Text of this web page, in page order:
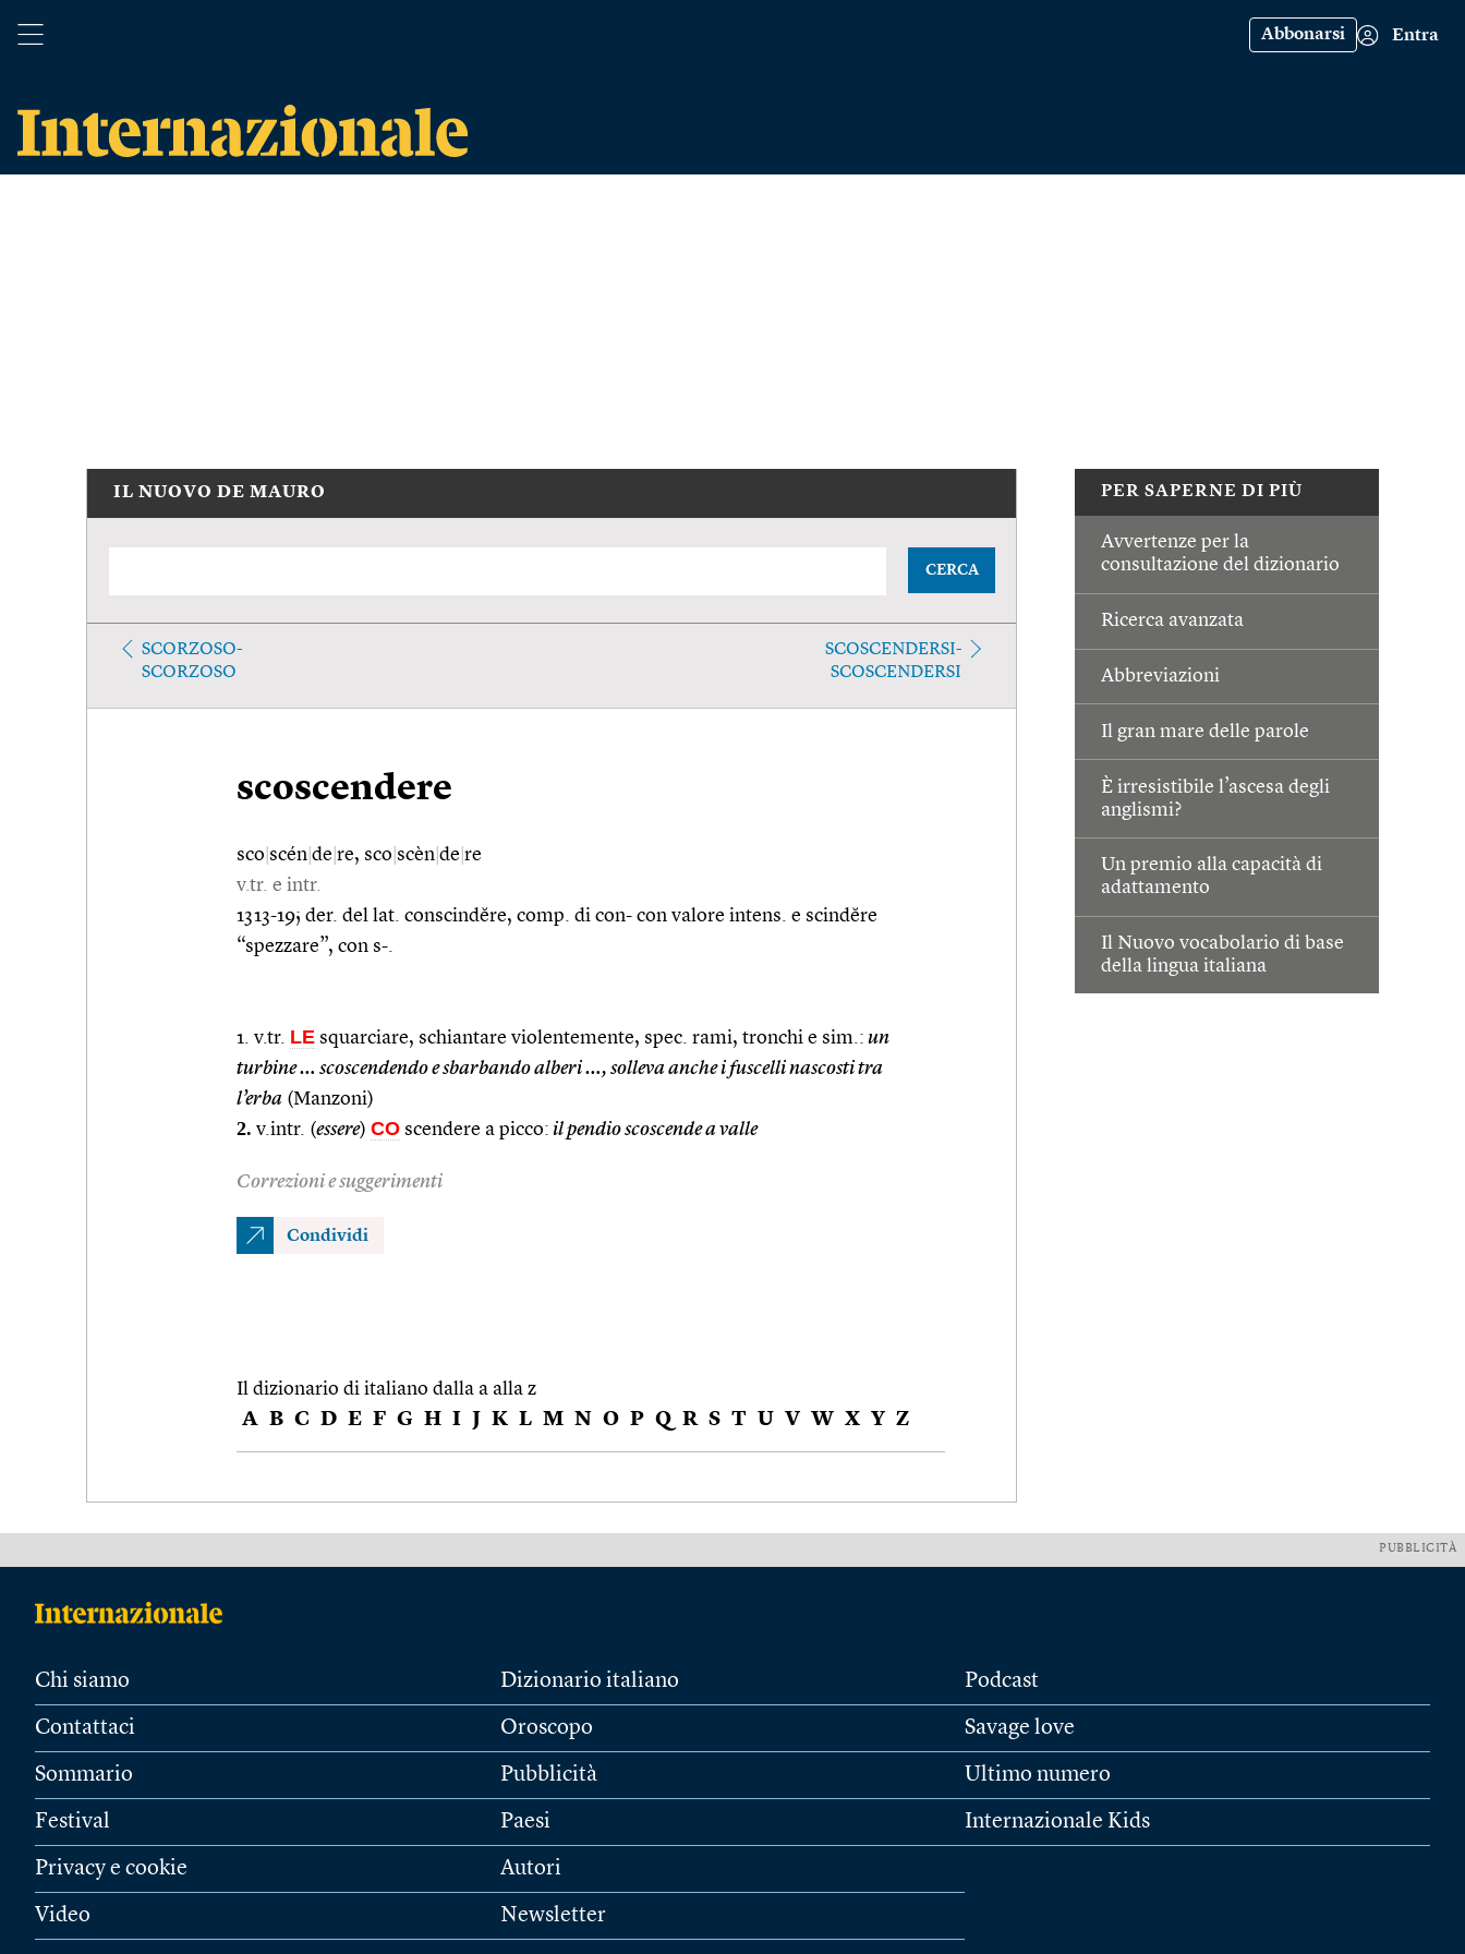
Abbonarsi Entra
PER SAPERNE DI PIÙ
Avvertenze per la
consultazione del dizionario
Ricerca avanzata
Abbreviazioni
Il gran mare delle parole
È irresistibile l’ascesa degli
anglismi?
Un premio alla capacità di
adattamento
Il Nuovo vocabolario di base
della lingua italiana
IL NUOVO DE MAURO
CERCA
SCORZOSO-
SCORZOSO
SCOSCENDERSI-
SCOSCENDERSI
scoscendere
sco scén de re, sco scèn de re
v.tr. e intr.
1313-19; der. del lat. conscindĕre, comp. di con- con valore intens. e scindĕre
“spezzare”, con s-.
1. v.tr. LE squarciare, schiantare violentemente, spec. rami, tronchi e sim.: un
turbine … scoscendendo e sbarbando alberi …, solleva anche i fuscelli nascosti tra
l’erba (Manzoni)
2. v.intr. (essere) CO scendere a picco: il pendio scoscende a valle
Correzioni e suggerimenti
Condividi
Il dizionario di italiano dalla a alla z
A B C D E F G H I J K L M N O P Q R S T U V W X Y Z
PUBBLICITÀ
Chi siamo
Contattaci
Sommario
Festival
Privacy e cookie
Video
Dizionario italiano
Oroscopo
Pubblicità
Paesi
Autori
Newsletter
Podcast
Savage love
Ultimo numero
Internazionale Kids